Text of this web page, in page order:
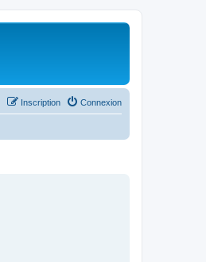
Connexion
Inscription